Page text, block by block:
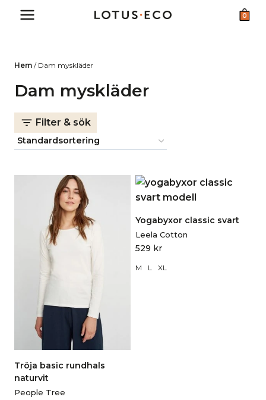
0
Hem / Dam myskläder
Dam myskläder
Filter & sök
Tröja basic rundhals
naturvit
People Tree
Yogabyxor classic svart
Leela Cotton
529 kr
M L XL